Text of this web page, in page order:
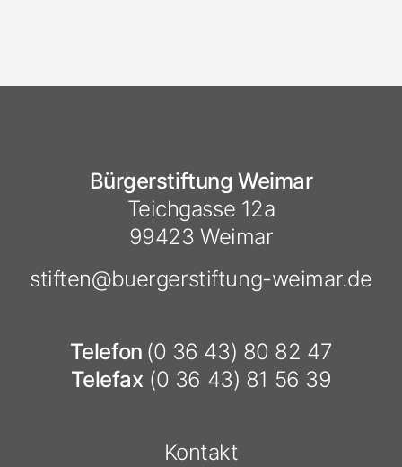
Bürgerstiftung Weimar
Teichgasse 12a
99423 Weimar
stiften@buergerstiftung-weimar.de
Telefon (0 36 43) 80 82 47
Telefax (0 36 43) 81 56 39
Kontakt